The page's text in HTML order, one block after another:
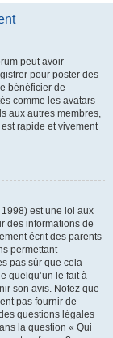
peut avoir
pour poster des
bénéficier de
comme les avatars
aux autres membres,
rapide et vivement
est une loi aux
des informations de
écrit des parents
permettant
pas sûr que cela
quelqu’un le fait à
son avis. Notez que
pas fournir de
questions légales
la question « Qui